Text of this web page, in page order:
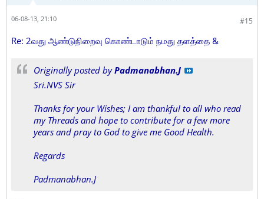
#15
06-08-13, 21:10
Re: 2வது ஆண்டுநிறைவு கொண்டாடும் நமது தளத்தை &
Originally posted byPadmanabhan.J
Sri.NVS Sir
Thanks for your Wishes; I am thankful to all who read
my Threads and hope to contribute for a few more
years and pray to God to give me Good Health.
Regards
Padmanabhan.J